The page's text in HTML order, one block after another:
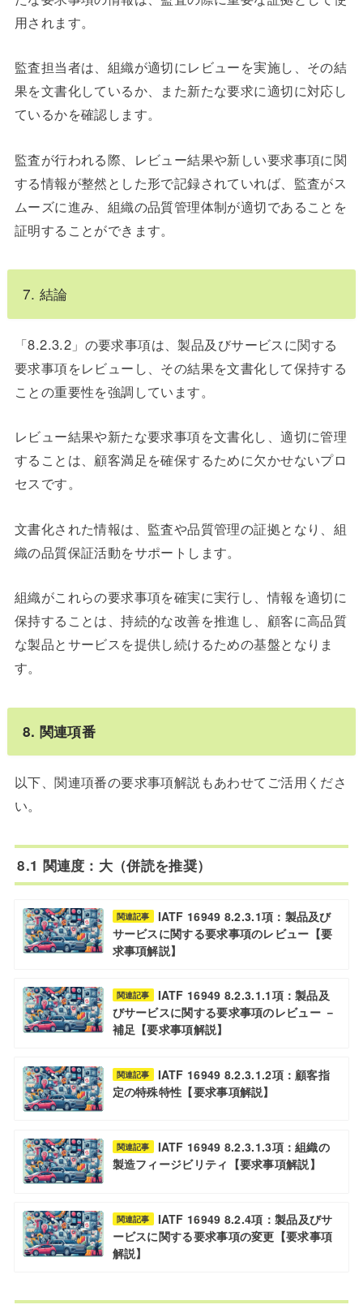
用されます。
監査担当者は、組織が適切にレビューを実施し、その結
果を文書化しているか、また新たな要求に適切に対応し
ているかを確認します。
監査が行われる際、レビュー結果や新しい要求事項に関
する情報が整然とした形で記録されていれば、監査がス
ムーズに進み、組織の品質管理体制が適切であることを
証明することができます。
7. 結論
「8.2.3.2」の要求事項は、製品及びサービスに関する
要求事項をレビューし、その結果を文書化して保持する
ことの重要性を強調しています。
レビュー結果や新たな要求事項を文書化し、適切に管理
することは、顧客満足を確保するために欠かせないプロ
セスです。
文書化された情報は、監査や品質管理の証拠となり、組
織の品質保証活動をサポートします。
組織がこれらの要求事項を確実に実行し、情報を適切に
保持することは、持続的な改善を推進し、顧客に高品質
な製品とサービスを提供し続けるための基盤となりま
す。
8. 関連項番
以下、関連項番の要求事項解説もあわせてご活用くださ
い。
8.1 関連度：大（併読を推奨）
関連記事
IATF 16949 8.2.3.1項：製品及び
サービスに関する要求事項のレビュー【要
求事項解説】
関連記事
IATF 16949 8.2.3.1.1項：製品及
びサービスに関する要求事項のレビュー －
補足【要求事項解説】
関連記事
IATF 16949 8.2.3.1.2項：顧客指
定の特殊特性【要求事項解説】
関連記事
IATF 16949 8.2.3.1.3項：組織の
製造フィージビリティ【要求事項解説】
関連記事
IATF 16949 8.2.4項：製品及びサ
ービスに関する要求事項の変更【要求事項
解説】